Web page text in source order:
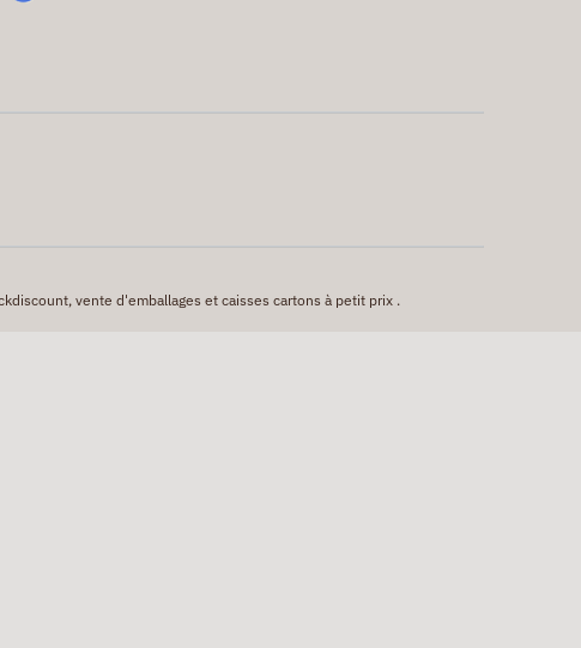
vente d'emballages et caisses cartons à petit prix .